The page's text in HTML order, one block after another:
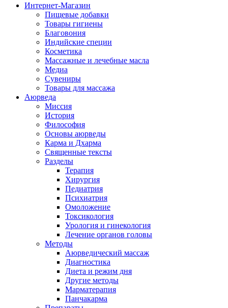
Интернет-Магазин
Пищевые добавки
Товары гигиены
Благовония
Индийские специи
Косметика
Массажные и лечебные масла
Медиа
Сувениры
Товары для массажа
Аюрведа
Миссия
История
Философия
Основы аюрведы
Карма и Дхарма
Священные тексты
Разделы
Терапия
Хирургия
Педиатрия
Психиатрия
Омоложение
Токсикология
Урология и гинекология
Лечение органов головы
Методы
Аюрведический массаж
Диагностика
Диета и режим дня
Другие методы
Марматерапия
Панчакарма